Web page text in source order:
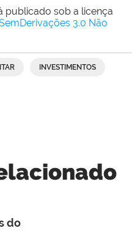
publicado sob a licença
3.0 Não
INVESTIMENTOS
do